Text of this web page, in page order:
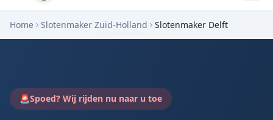
Home Slotenmaker Zuid-Holland Slotenmaker Delft
🚨Spoed? Wij rijden nu naar u toe